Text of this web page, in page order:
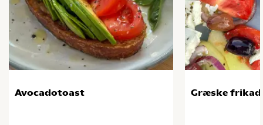
Avocadotoast Græske